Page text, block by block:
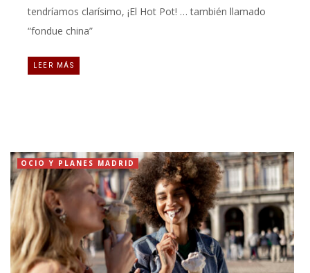
tendríamos clarísimo, ¡El Hot Pot! … también llamado
“fondue china”
LEER MÁS
OCIO Y PLANES MADRID